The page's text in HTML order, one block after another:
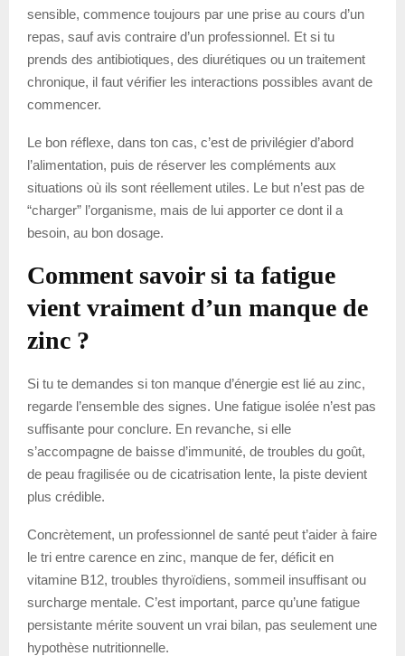
sensible, commence toujours par une prise au cours d’un
repas, sauf avis contraire d’un professionnel. Et si tu
prends des antibiotiques, des diurétiques ou un traitement
chronique, il faut vérifier les interactions possibles avant de
commencer.
Le bon réflexe, dans ton cas, c’est de privilégier d’abord
l’alimentation, puis de réserver les compléments aux
situations où ils sont réellement utiles. Le but n’est pas de
“charger” l’organisme, mais de lui apporter ce dont il a
besoin, au bon dosage.
Comment savoir si ta fatigue
vient vraiment d’un manque de
zinc ?
Si tu te demandes si ton manque d’énergie est lié au zinc,
regarde l’ensemble des signes. Une fatigue isolée n’est pas
suffisante pour conclure. En revanche, si elle
s’accompagne de baisse d’immunité, de troubles du goût,
de peau fragilisée ou de cicatrisation lente, la piste devient
plus crédible.
Concrètement, un professionnel de santé peut t’aider à faire
le tri entre carence en zinc, manque de fer, déficit en
vitamine B12, troubles thyroïdiens, sommeil insuffisant ou
surcharge mentale. C’est important, parce qu’une fatigue
persistante mérite souvent un vrai bilan, pas seulement une
hypothèse nutritionnelle.